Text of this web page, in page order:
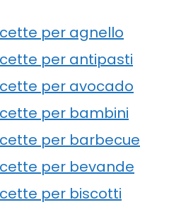
per agnello
per antipasti
per avocado
per bambini
per barbecue
per bevande
per biscotti